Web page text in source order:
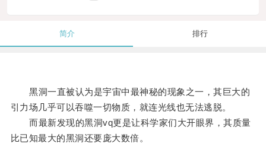
简介 排行
黑洞一直被认为是宇宙中最神秘的现象之一，其巨大的
引力场几乎可以吞噬一切物质，就连光线也无法逃脱。
而最新发现的黑洞vq更是让科学家们大开眼界，其质量
比已知最大的黑洞还要庞大数倍。